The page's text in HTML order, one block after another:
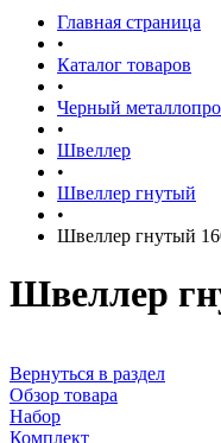
Главная страница
•
Каталог товаров
•
Черный
•
Швеллер
•
Швеллер гнутый
•
Швеллер гнутый
Швеллер
Вернуться в раздел
Обзор товара
Набор
Комплект